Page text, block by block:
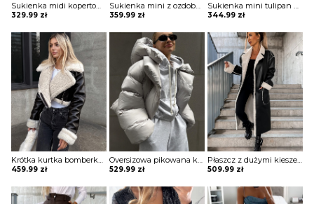
Sukienka midi kopertowa Jonie
329.99 zł
Sukienka mini z ozdobnymi pagonami Rosia
359.99 zł
Sukienka mini tulipan błyszcząca Ciske
344.99 zł
Krótka kurtka bomberka Avie
459.99 zł
Oversizowa pikowana kurtka puchowa z kapturem Thamara
529.99 zł
Płaszcz z dużymi kieszeniami i podszewką z owczej skóry Marye
509.99 zł